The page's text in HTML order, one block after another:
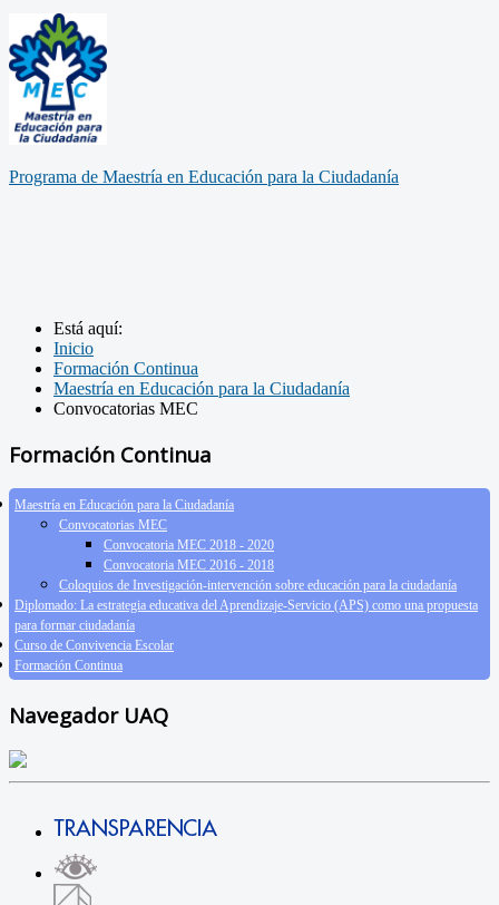
Programa de Maestría en Educación para la Ciudadanía
Está aquí:
Inicio
Formación Continua
Maestría en Educación para la Ciudadanía
Convocatorias MEC
Formación Continua
Maestría en Educación para la Ciudadanía
Convocatorias MEC
Convocatoria MEC 2018 - 2020
Convocatoria MEC 2016 - 2018
Coloquios de Investigación-intervención sobre educación para la ciudadanía
Diplomado: La estrategia educativa del Aprendizaje-Servicio (APS) como una propuesta
para formar ciudadanía
Curso de Convivencia Escolar
Formación Continua
Navegador UAQ